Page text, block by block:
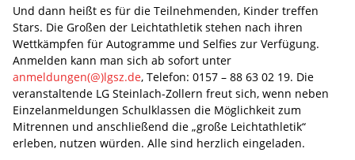
Und dann heißt es für die Teilnehmenden, Kinder treffen
Stars. Die Großen der Leichtathletik stehen nach ihren
Wettkämpfen für Autogramme und Selfies zur Verfügung.
Anmelden kann man sich ab sofort unter
anmeldungen(@)lgsz.de, Telefon: 0157 – 88 63 02 19. Die
veranstaltende LG Steinlach-Zollern freut sich, wenn neben
Einzelanmeldungen Schulklassen die Möglichkeit zum
Mitrennen und anschließend die „große Leichtathletik“
erleben, nutzen würden. Alle sind herzlich eingeladen.